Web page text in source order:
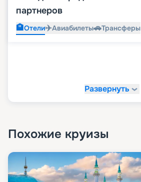
партнеров
🏨Отели✈️Авиабилеты🚗Трансферы
Развернуть
Похожие круизы